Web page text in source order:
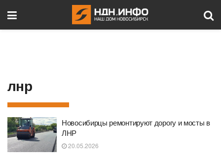
лнр
Новосибирцы ремонтируют дорогу и мосты в
ЛНР
20.05.2026